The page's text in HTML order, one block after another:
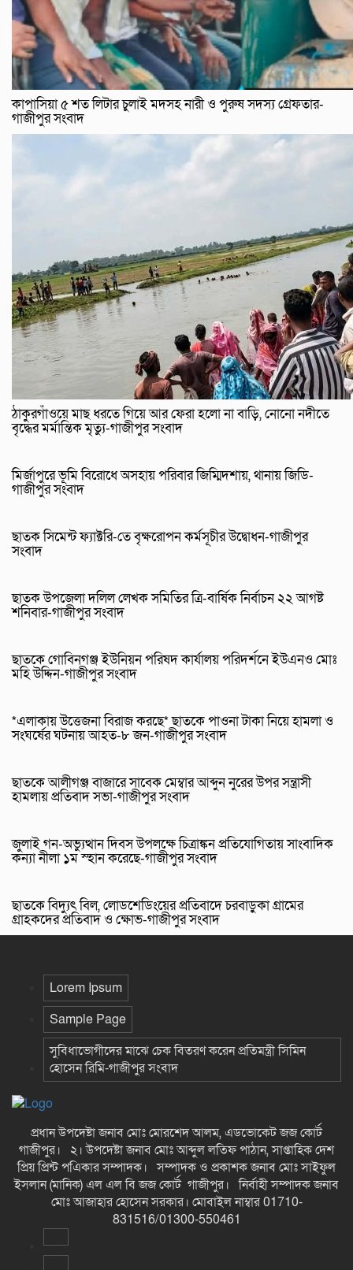
কাপাসিয়া ৫ শত লিটার চুলাই মদসহ নারী ও পুরুষ সদস্য গ্রেফতার-
গাজীপুর সংবাদ
ঠাকুরগাঁওয়ে মাছ ধরতে গিয়ে আর ফেরা হলো না বাড়ি, নোনো নদীতে
বৃদ্ধের মর্মান্তিক মৃত্যু-গাজীপুর সংবাদ
মির্জাপুরে ভূমি বিরোধে অসহায় পরিবার জিম্মিদশায়, থানায় জিডি-
গাজীপুর সংবাদ
ছাতক সিমেন্ট ফ্যাক্টরি-তে বৃক্ষরোপন কর্মসূচীর উদ্বোধন-গাজীপুর
সংবাদ
ছাতক উপজেলা দলিল লেখক সমিতির ত্রি-বার্ষিক নির্বাচন ২২ আগষ্ট
শনিবার-গাজীপুর সংবাদ
ছাতকে গোবিনগঞ্জ ইউনিয়ন পরিষদ কার্যালয় পরিদর্শনে ইউএনও মোঃ
মহি উদ্দিন-গাজীপুর সংবাদ
*এলাকায় উত্তেজনা বিরাজ করছে* ছাতকে পাওনা টাকা নিয়ে হামলা ও
সংঘর্ষের ঘটনায় আহত-৮ জন-গাজীপুর সংবাদ
ছাতকে আলীগঞ্জ বাজারে সাবেক মেম্বার আব্দুন নুরের উপর সন্ত্রাসী
হামলায় প্রতিবাদ সভা-গাজীপুর সংবাদ
জুলাই গন-অভ্যুত্থান দিবস উপলক্ষে চিত্রাঙ্কন প্রতিযোগিতায় সাংবাদিক
কন্যা নীলা ১ম স্হান করেছে-গাজীপুর সংবাদ
ছাতকে বিদ্যুৎ বিল, লোডশেডিংয়ের প্রতিবাদে চরবাড়ুকা গ্রামের
গ্রাহকদের প্রতিবাদ ও ক্ষোভ-গাজীপুর সংবাদ
Lorem Ipsum
Sample Page
সুবিধাভোগীদের মাঝে চেক বিতরণ করেন প্রতিমন্ত্রী সিমিন
হোসেন রিমি-গাজীপুর সংবাদ
প্রধান উপদেষ্টা জনাব মোঃ মোরশেদ আলম, এডভোকেট জজ কোর্ট
গাজীপুর। ২। উপদেষ্টা জনাব মোঃ আব্দুল লতিফ পাঠান, সাপ্তাহিক দেশ
প্রিয় প্রিন্ট পএিকার সম্পাদক। সম্পাদক ও প্রকাশক জনাব মোঃ সাইফুল
ইসলান (মানিক) এল এল বি জজ কোর্ট গাজীপুর। নির্বাহী সম্পাদক জনাব
মোঃ আজাহার হোসেন সরকার। মোবাইল নাম্বার 01710-
831516/01300-550461